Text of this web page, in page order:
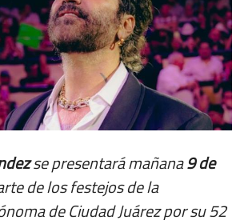
se presentará mañana9 de
de los festejos de la
de Ciudad Juárez por su 52